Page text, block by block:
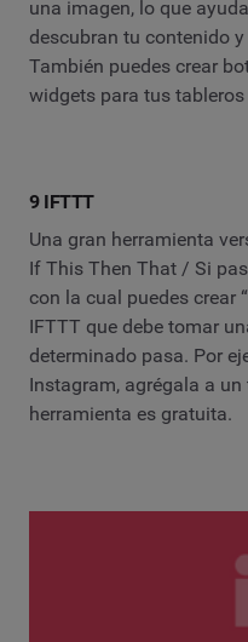
una imagen, lo que
descubran tu contenido
También puedes crear
widgets para tus
9 IFTTT
Una gran herramienta
If This Then That / Si
con la cual puedes crear
IFTTT que debe tomar
determinado pasa. Por
Instagram, agrégala a un
herramienta es gratuita.